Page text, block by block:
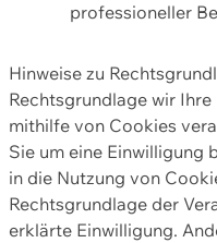
professioneller
Hinweise zu
Rechtsgrundlage wir
mithilfe von Cookies
Sie um eine Einwilligung
in die Nutzung von
Rechtsgrundlage der
erklärte Einwilligung.